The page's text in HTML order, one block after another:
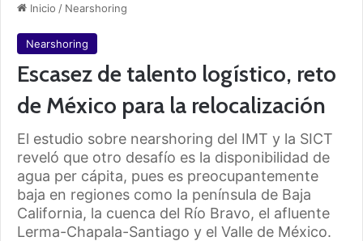
Inicio / Nearshoring
Nearshoring
Escasez de talento logístico, reto
de México para la relocalización
El estudio sobre nearshoring del IMT y la SICT
reveló que otro desafío es la disponibilidad de
agua per cápita, pues es preocupantemente
baja en regiones como la península de Baja
California, la cuenca del Río Bravo, el afluente
Lerma-Chapala-Santiago y el Valle de México.